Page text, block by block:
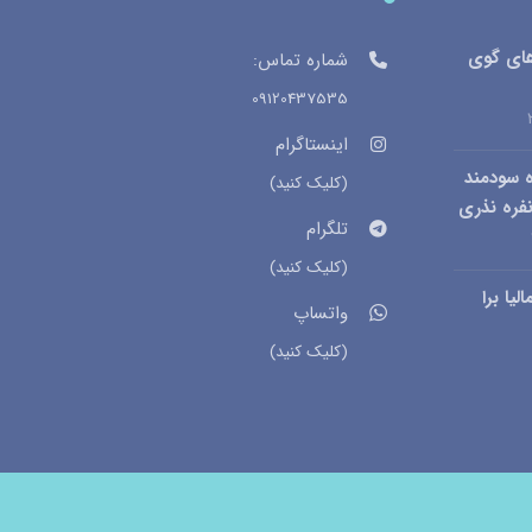
گوی
سودمند
نذری
برا
شماره تماس:
09120437535
اینستاگرام
(کلیک کنید)
تلگرام
(کلیک کنید)
واتساپ
(کلیک کنید)